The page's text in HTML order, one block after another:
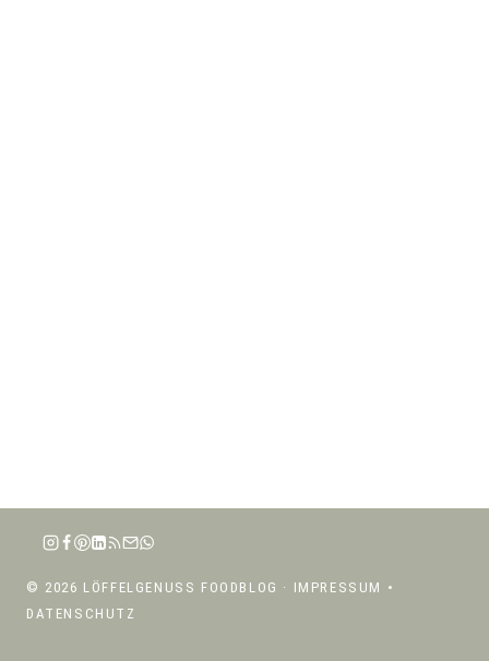
© 2026 LÖFFELGENUSS FOODBLOG · IMPRESSUM •
DATENSCHUTZ